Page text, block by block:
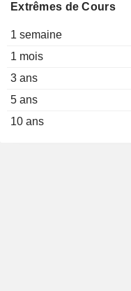
Extrêmes de Cours
1 semaine
1 mois
3 ans
5 ans
10 ans